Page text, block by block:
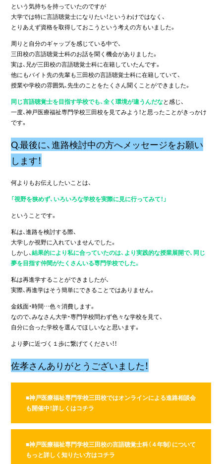
という気持ちを持っていたのですが
大学では特に言語聴覚士になりたい！というわけではなく、
とりあえず資格を取得しておこうという考えの方もいました。
周りと自分のギャップを感じている中で、
三田校の言語聴覚士科のお話を聞く機会がありました。
実は、兄が三田校の言語聴覚士科に在籍していたんです。
他にもバイト先の先輩も三田校の言語聴覚士科に在籍していて、
授業や学校の雰囲気、先生のことをたくさん聞くことができました。
同じ言語聴覚士を目指す学校でも、全く環境が違うんだなと感じ、
一度、神戸医療福祉専門学校三田校を見てみよう！と思ったことがきっかけ
です。
Q.最後に、進路検討中の方へメッセージをお願い
します！
何よりもお伝えしたいことは、
「視野を狭めず、いろいろな学校を実際に見に行ってみて！」
ということです。
私は、進路を検討する際、
大学しか視野に入れていませんでした。
しかし、結果的により私に合っていたのは、より実践的な授業展開で、同じ
夢を目指す仲間がたくさんいる専門学校でした。
私は再進学することができましたが、
実際、再進学はそう簡単にできることではありません。
金銭面・時間…色々消費します。
なので、みなさん大学・専門学校問わず色々な学校を見て、
自分に合った学校を選んでほしいなと思います。
より夢に近づく１歩に繋げてください！！
佐孝さんありがとうございました！
■神戸医療福祉専門学校三田校ではオンラインによる進路相談会
も開催中！詳しくはコチラ
■神戸医療福祉専門学校三田校の言語聴覚士科（４年制）について
もっと詳しく知りたい方はコチラ